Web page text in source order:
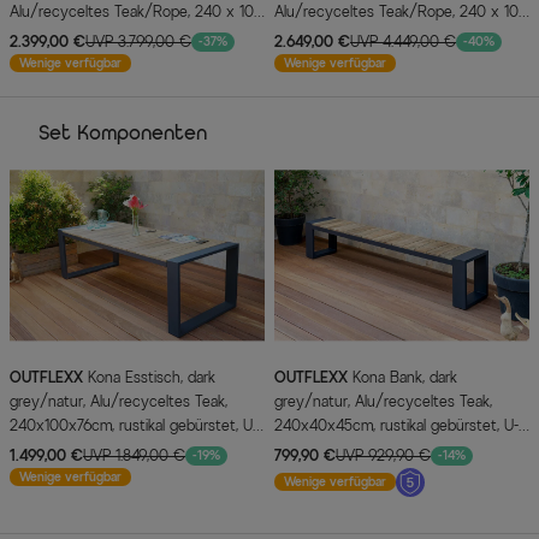
Alu/recyceltes Teak/Rope, 240 x 100
cm, 6x Sessel, FSC®-zertifiziertes
Produkt
2.399,00 €UVP 3.799,00 € -37%
Wenige verfügbar
Alu/recyceltes Teak/Rope, 240 x 100
cm, 8x Sessel, FSC®-zertifiziertes
Produkt
2.649,00 €UVP 4.449,00 € -40%
Wenige verfügbar
Set Komponenten
OUTFLEXX
grey/natur, Alu/recyceltes Teak,
240x100x76cm, rustikal gebürstet, U-
Gestell, FSC®-zertifiziertes Produkt
1.499,00 €UVP 1.849,00 € -19%
Wenige verfügbar
OUTFLEXX
grey/natur, Alu/recyceltes Teak,
240x40x45cm, rustikal gebürstet, U-
Gestell, FSC®-zertifiziertes Produkt
799,90 €UVP 929,90 € -14%
Wenige verfügbar